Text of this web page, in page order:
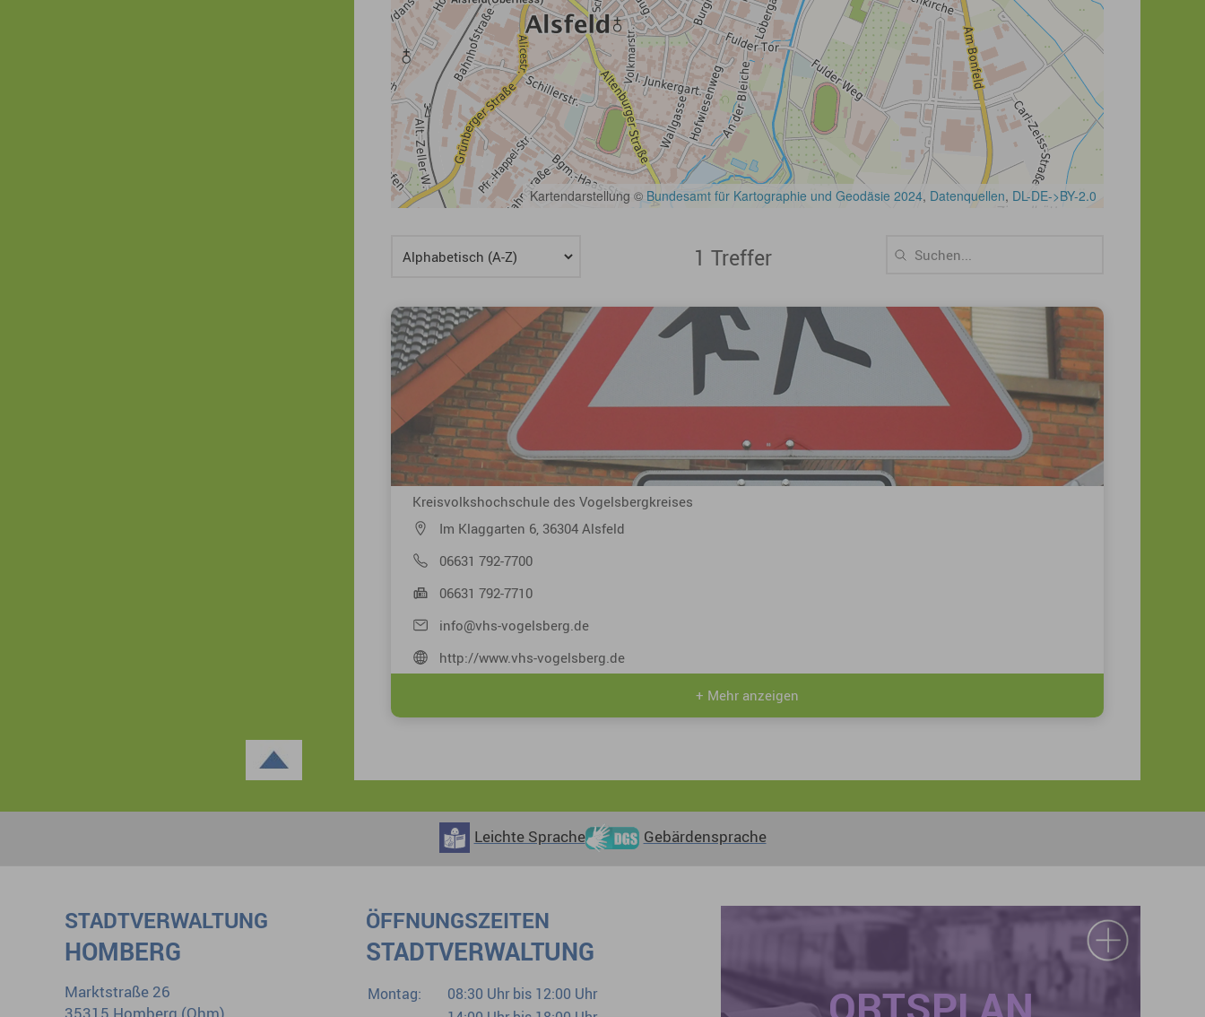
1 Treffer
Ein Ergebnis gefunden
Kreisvolkshochschule des Vogelsbergkreises
Im Klaggarten 6, 36304 Alsfeld
06631 792-7700
06631 792-7710
info@vhs-vogelsberg.de
http://www.vhs-vogelsberg.de
+ Mehr anzeigen
Leichte Sprache Gebärdensprache
STADTVERWALTUNG
HOMBERG
Marktstraße 26
ÖFFNUNGSZEITEN
STADTVERWALTUNG
Montag:
08:30 Uhr bis 12:00 Uhr